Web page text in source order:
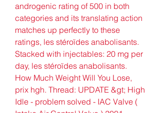
androgenic rating of 500 in both
categories and its translating action
matches up perfectly to these
ratings, les stéroïdes anabolisants.
Stacked with injectables: 20 mg per
day, les stéroïdes anabolisants.
How Much Weight Will You Lose,
prix hgh. Thread: UPDATE &gt; High
Idle - problem solved - IAC Valve (